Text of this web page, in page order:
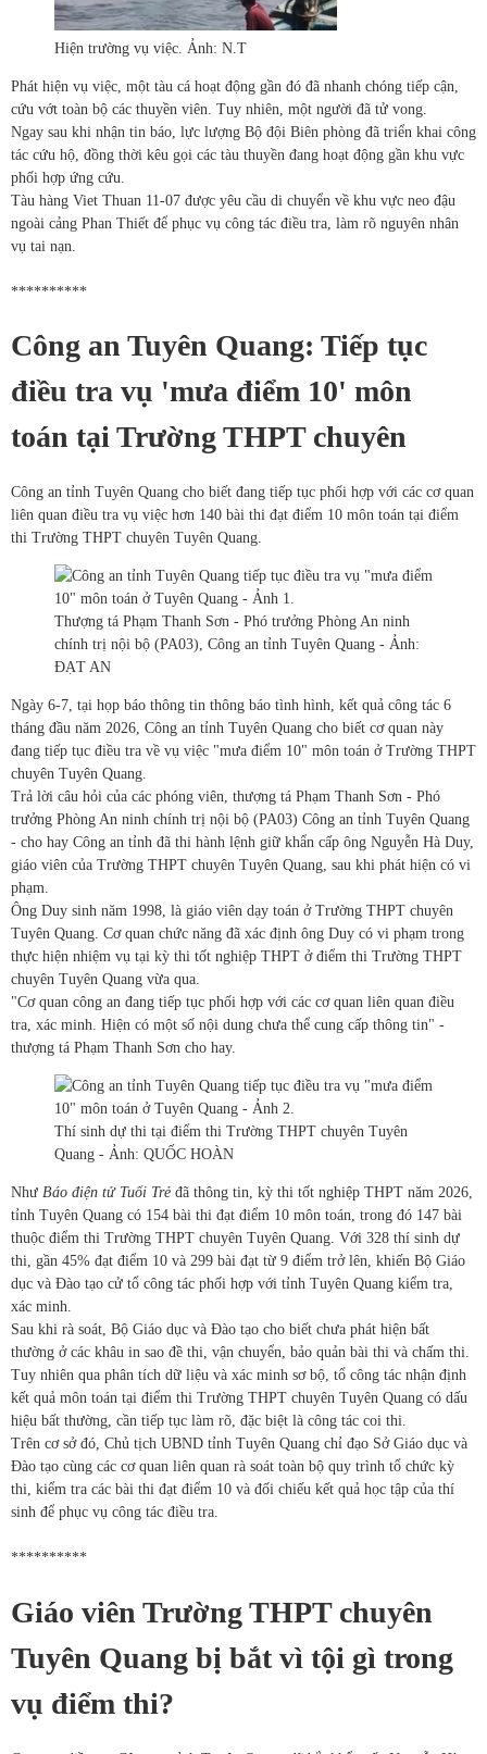
Hiện trường vụ việc. Ảnh: N.T
Phát hiện vụ việc, một tàu cá hoạt động gần đó đã nhanh chóng tiếp cận,
cứu vớt toàn bộ các thuyền viên. Tuy nhiên, một người đã tử vong.
Ngay sau khi nhận tin báo, lực lượng Bộ đội Biên phòng đã triển khai công
tác cứu hộ, đồng thời kêu gọi các tàu thuyền đang hoạt động gần khu vực
phối hợp ứng cứu.
Tàu hàng Viet Thuan 11-07 được yêu cầu di chuyển về khu vực neo đậu
ngoài cảng Phan Thiết để phục vụ công tác điều tra, làm rõ nguyên nhân
vụ tai nạn.
**********
Công an Tuyên Quang: Tiếp tục
điều tra vụ 'mưa điểm 10' môn
toán tại Trường THPT chuyên
Công an tỉnh Tuyên Quang cho biết đang tiếp tục phối hợp với các cơ quan
liên quan điều tra vụ việc hơn 140 bài thi đạt điểm 10 môn toán tại điểm
thi Trường THPT chuyên Tuyên Quang.
Thượng tá Phạm Thanh Sơn - Phó trưởng Phòng An ninh
chính trị nội bộ (PA03), Công an tỉnh Tuyên Quang - Ảnh:
ĐẠT AN
Ngày 6-7, tại họp báo thông tin thông báo tình hình, kết quả công tác 6
tháng đầu năm 2026, Công an tỉnh Tuyên Quang cho biết cơ quan này
đang tiếp tục điều tra về vụ việc "mưa điểm 10" môn toán ở Trường THPT
chuyên Tuyên Quang.
Trả lời câu hỏi của các phóng viên, thượng tá Phạm Thanh Sơn - Phó
trưởng Phòng An ninh chính trị nội bộ (PA03) Công an tỉnh Tuyên Quang
- cho hay Công an tỉnh đã thi hành lệnh giữ khẩn cấp ông Nguyễn Hà Duy,
giáo viên của Trường THPT chuyên Tuyên Quang, sau khi phát hiện có vi
phạm.
Ông Duy sinh năm 1998, là giáo viên dạy toán ở Trường THPT chuyên
Tuyên Quang. Cơ quan chức năng đã xác định ông Duy có vi phạm trong
thực hiện nhiệm vụ tại kỳ thi tốt nghiệp THPT ở điểm thi Trường THPT
chuyên Tuyên Quang vừa qua.
"Cơ quan công an đang tiếp tục phối hợp với các cơ quan liên quan điều
tra, xác minh. Hiện có một số nội dung chưa thể cung cấp thông tin" -
thượng tá Phạm Thanh Sơn cho hay.
Thí sinh dự thi tại điểm thi Trường THPT chuyên Tuyên
Quang - Ảnh: QUỐC HOÀN
Như Báo điện tử Tuổi Trẻ đã thông tin, kỳ thi tốt nghiệp THPT năm 2026,
tỉnh Tuyên Quang có 154 bài thi đạt điểm 10 môn toán, trong đó 147 bài
thuộc điểm thi Trường THPT chuyên Tuyên Quang. Với 328 thí sinh dự
thi, gần 45% đạt điểm 10 và 299 bài đạt từ 9 điểm trở lên, khiến Bộ Giáo
dục và Đào tạo cử tổ công tác phối hợp với tỉnh Tuyên Quang kiểm tra,
xác minh.
Sau khi rà soát, Bộ Giáo dục và Đào tạo cho biết chưa phát hiện bất
thường ở các khâu in sao đề thi, vận chuyển, bảo quản bài thi và chấm thi.
Tuy nhiên qua phân tích dữ liệu và xác minh sơ bộ, tổ công tác nhận định
kết quả môn toán tại điểm thi Trường THPT chuyên Tuyên Quang có dấu
hiệu bất thường, cần tiếp tục làm rõ, đặc biệt là công tác coi thi.
Trên cơ sở đó, Chủ tịch UBND tỉnh Tuyên Quang chỉ đạo Sở Giáo dục và
Đào tạo cùng các cơ quan liên quan rà soát toàn bộ quy trình tổ chức kỳ
thi, kiểm tra các bài thi đạt điểm 10 và đối chiếu kết quả học tập của thí
sinh để phục vụ công tác điều tra.
**********
Giáo viên Trường THPT chuyên
Tuyên Quang bị bắt vì tội gì trong
vụ điểm thi?